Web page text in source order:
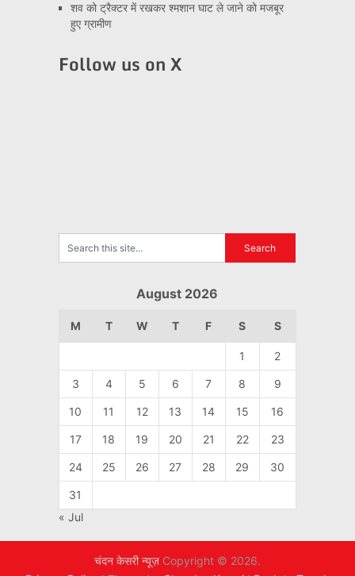
शव को ट्रैक्टर में रखकर श्मशान घाट ले जाने को मजबूर
हुए ग्रामीण
Follow us on X
August 2026
M T W T F S S
1 2
3 4 5 6 7 8 9
10 11 12 13 14 15 16
17 18 19 20 21 22 23
24 25 26 27 28 29 30
31
« Jul
चंदन केसरी न्यूज़Copyright © 2026.